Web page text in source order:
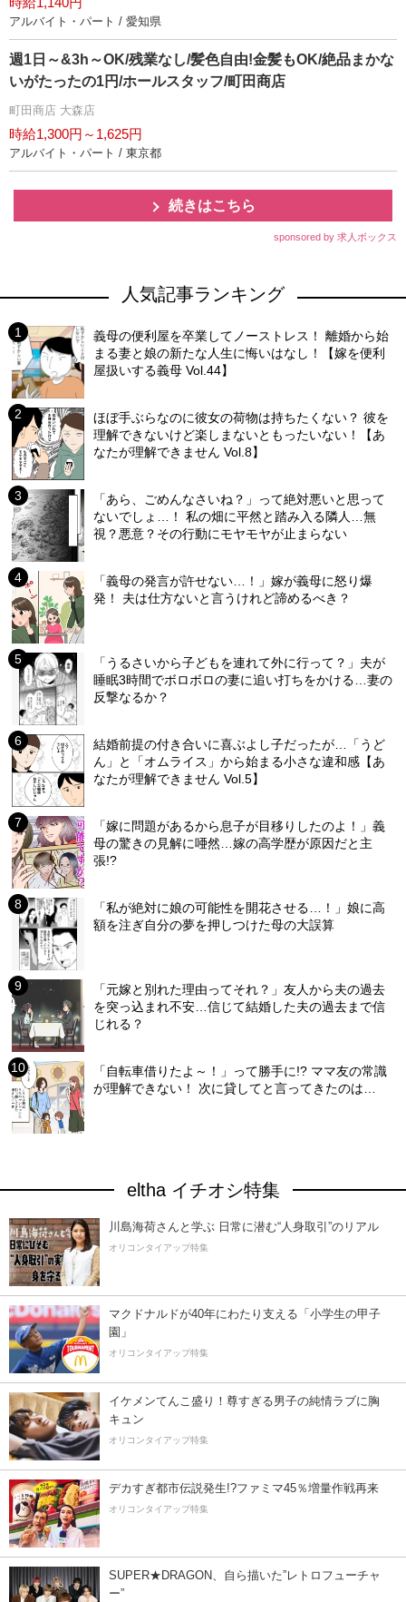
アルバイト・パート / 愛知県
週1日～&3h～OK/残業なし/髪色自由!金髪もOK/絶品まかな
いがたったの1円/ホールスタッフ/町田商店
町田商店 大森店
時給1,300円～1,625円
アルバイト・パート / 東京都
続きはこちら
sponsored by 求人ボックス
人気記事ランキング
義母の便利屋を卒業してノーストレス！ 離婚から始
まる妻と娘の新たな人生に悔いはなし！【嫁を便利
屋扱いする義母 Vol.44】
ほぼ手ぶらなのに彼女の荷物は持ちたくない？ 彼を
理解できないけど楽しまないともったいない！【あ
なたが理解できません Vol.8】
「あら、ごめんなさいね？」って絶対悪いと思って
ないでしょ…！ 私の畑に平然と踏み入る隣人…無
視？悪意？その行動にモヤモヤが止まらない
「義母の発言が許せない…！」嫁が義母に怒り爆
発！ 夫は仕方ないと言うけれど諦めるべき？
「うるさいから子どもを連れて外に行って？」夫が
睡眠3時間でボロボロの妻に追い打ちをかける…妻の
反撃なるか？
結婚前提の付き合いに喜ぶよし子だったが…「うど
ん」と「オムライス」から始まる小さな違和感【あ
なたが理解できません Vol.5】
「嫁に問題があるから息子が目移りしたのよ！」義
母の驚きの見解に唖然…嫁の高学歴が原因だと主
張!?
「私が絶対に娘の可能性を開花させる…！」娘に高
額を注ぎ自分の夢を押しつけた母の大誤算
「元嫁と別れた理由ってそれ？」友人から夫の過去
を突っ込まれ不安…信じて結婚した夫の過去まで信
じれる？
「自転車借りたよ～！」って勝手に!? ママ友の常識
が理解できない！ 次に貸してと言ってきたのは…
eltha イチオシ特集
川島海荷さんと学ぶ 日常に潜む“人身取引”のリアル
オリコンタイアップ特集
マクドナルドが40年にわたり支える「小学生の甲子
園」
オリコンタイアップ特集
イケメンてんこ盛り！尊すぎる男子の純情ラブに胸
キュン
オリコンタイアップ特集
デカすぎ都市伝説発生!?ファミマ45％増量作戦再来
オリコンタイアップ特集
SUPER★DRAGON、自ら描いた”レトロフューチャ
ー”